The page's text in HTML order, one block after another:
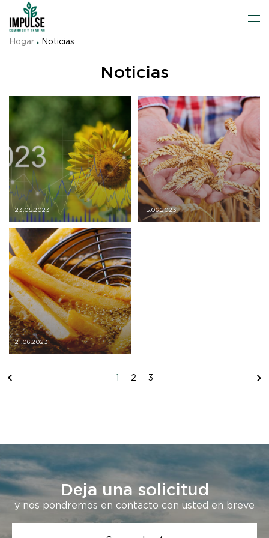
Hogar Noticias
Noticias
23.05.2023 15.06.2023
21.06.2023
2 3
Deja una solicitud
y nos pondremos en contacto con usted en breve